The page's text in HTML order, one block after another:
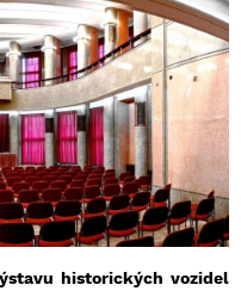
historických vozidel